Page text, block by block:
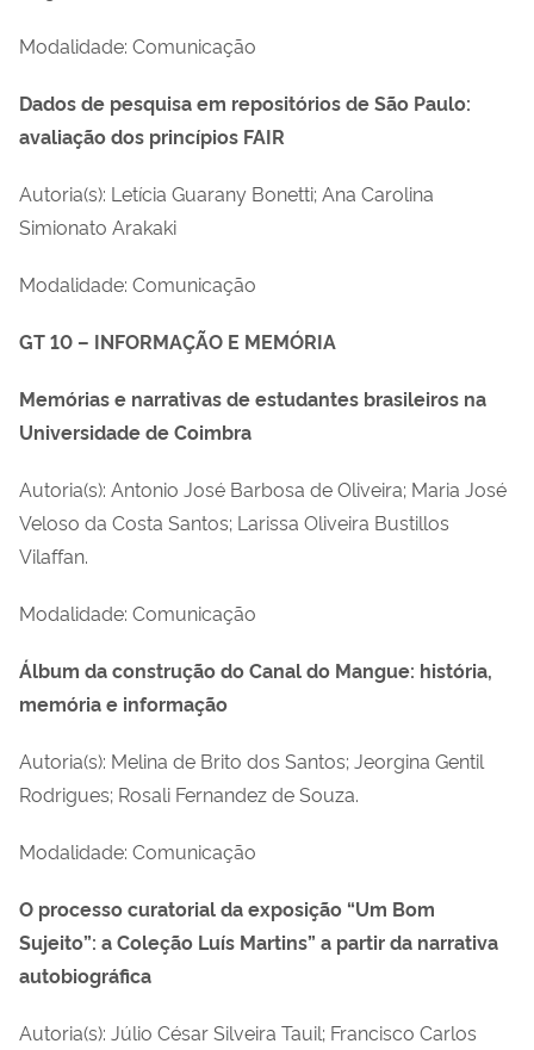
Modalidade: Comunicação
Dados de pesquisa em repositórios de São Paulo:
avaliação dos princípios FAIR
Autoria(s): Letícia Guarany Bonetti; Ana Carolina
Simionato Arakaki
Modalidade: Comunicação
GT 10 – INFORMAÇÃO E MEMÓRIA
Memórias e narrativas de estudantes brasileiros na
Universidade de Coimbra
Autoria(s): Antonio José Barbosa de Oliveira; Maria José
Veloso da Costa Santos; Larissa Oliveira Bustillos
Vilaffan.
Modalidade: Comunicação
Álbum da construção do Canal do Mangue: história,
memória e informação
Autoria(s): Melina de Brito dos Santos; Jeorgina Gentil
Rodrigues; Rosali Fernandez de Souza.
Modalidade: Comunicação
O processo curatorial da exposição “Um Bom
Sujeito”: a Coleção Luís Martins” a partir da narrativa
autobiográfica
Autoria(s): Júlio César Silveira Tauil; Francisco Carlos